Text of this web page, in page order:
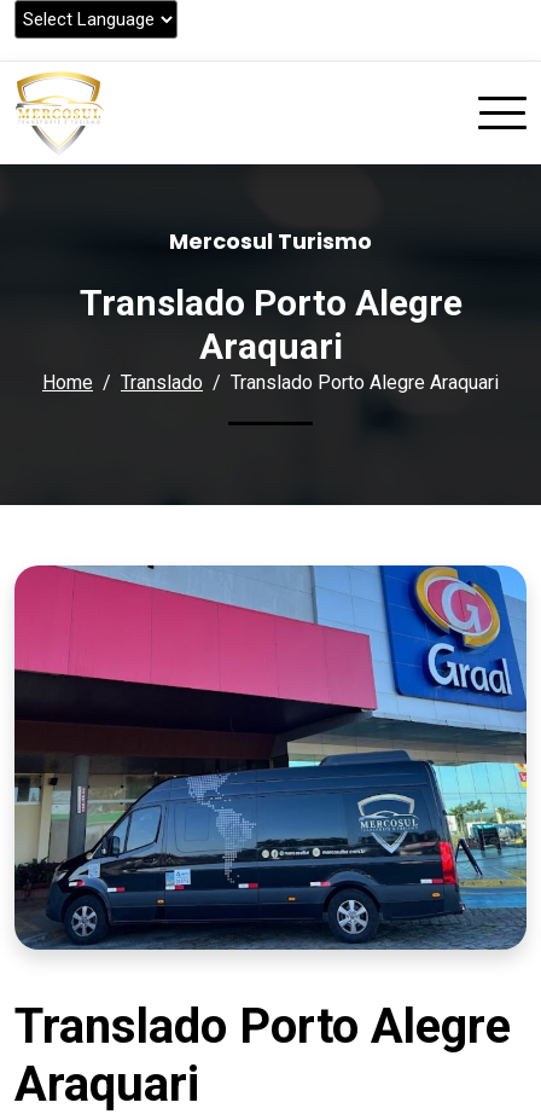
Mercosul Turismo
Translado Porto Alegre
Araquari
Home Translado Translado Porto Alegre Araquari
Translado Porto Alegre
Araquari